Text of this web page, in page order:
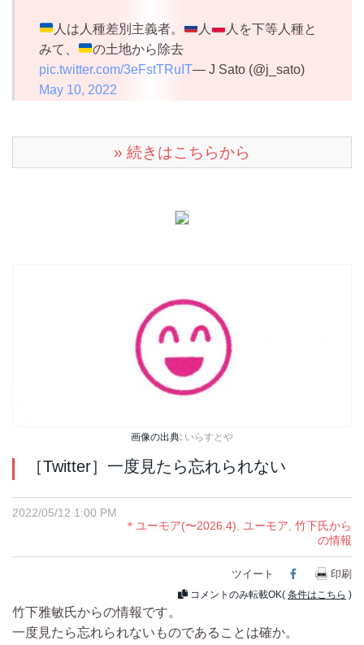
人は人種差別主義者。 人
人を下等人種と
みて、
の土地から除去
pic.twitter.com/3eFstTRuIT— J Sato (@j_sato)
May 10, 2022
» 続きはこちらから
画像の出典: いらすとや
［Twitter］一度見たら忘れられない
2022/05/12 1:00 PM
＊ユーモア(〜2026.4), ユーモア, 竹下氏から
の情報
ツイート Facebook
印刷
コメントのみ転載OK( 条件はこちら )
竹下雅敏氏からの情報です。
一度見たら忘れられないものであることは確か。